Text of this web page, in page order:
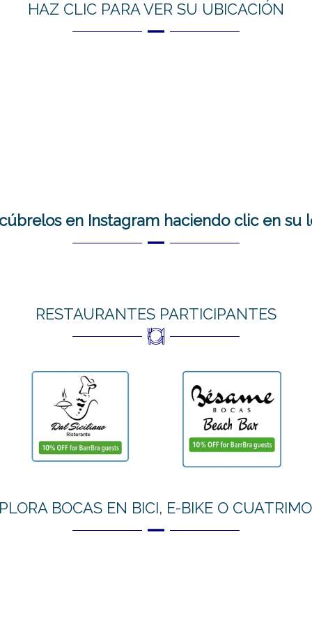
HAZ CLIC PARA VER SU UBICACIÓN
en Instagram haciendo clic en su
RESTAURANTES PARTICIPANTES
BOCAS EN BICI, E-BIKE O